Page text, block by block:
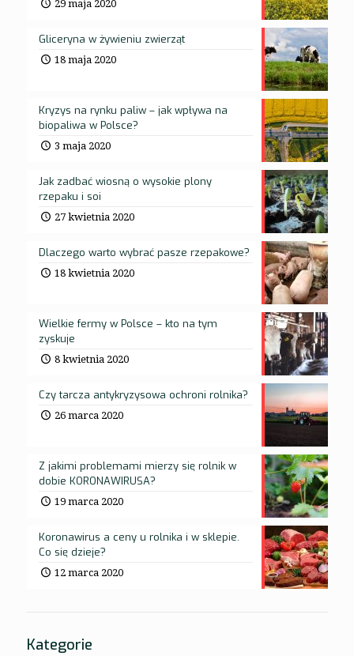
29 maja 2020
Gliceryna w żywieniu zwierząt
18 maja 2020
Kryzys na rynku paliw – jak wpływa na
biopaliwa w Polsce?
3 maja 2020
Jak zadbać wiosną o wysokie plony
rzepaku i soi
27 kwietnia 2020
Dlaczego warto wybrać pasze rzepakowe?
18 kwietnia 2020
Wielkie fermy w Polsce – kto na tym
zyskuje
8 kwietnia 2020
Czy tarcza antykryzysowa ochroni rolnika?
26 marca 2020
Z jakimi problemami mierzy się rolnik w
dobie KORONAWIRUSA?
19 marca 2020
Koronawirus a ceny u rolnika i w sklepie.
Co się dzieje?
12 marca 2020
Kategorie